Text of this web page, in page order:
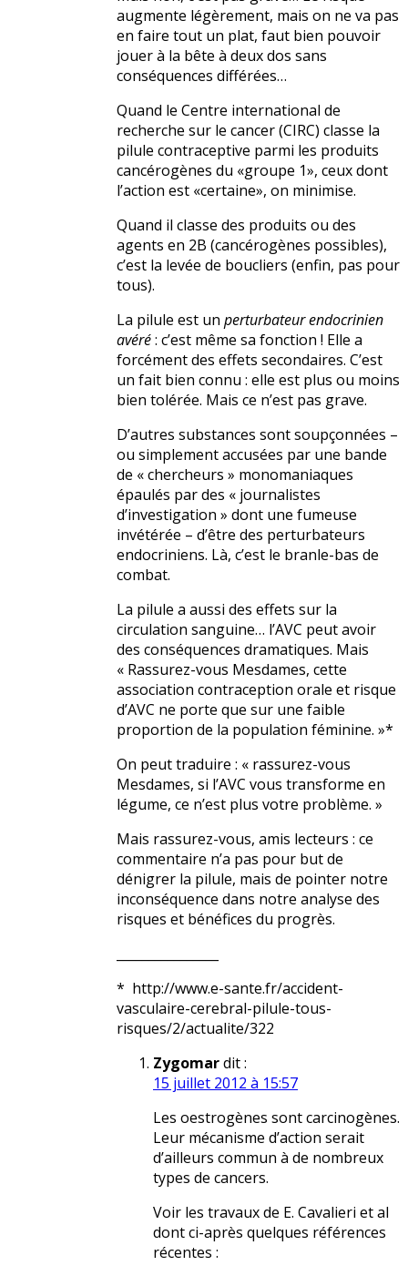
augmente légèrement, mais on ne va pas
en faire tout un plat, faut bien pouvoir
jouer à la bête à deux dos sans
conséquences différées…
Quand le Centre international de
recherche sur le cancer (CIRC) classe la
pilule contraceptive parmi les produits
cancérogènes du «groupe 1», ceux dont
l’action est «certaine», on minimise.
Quand il classe des produits ou des
agents en 2B (cancérogènes possibles),
c’est la levée de boucliers (enfin, pas pour
tous).
La pilule est un perturbateur endocrinien
avéré: c’est même sa fonction ! Elle a
forcément des effets secondaires. C’est
un fait bien connu : elle est plus ou moins
bien tolérée. Mais ce n’est pas grave.
D’autres substances sont soupçonnées –
ou simplement accusées par une bande
de « chercheurs » monomaniaques
épaulés par des « journalistes
d’investigation » dont une fumeuse
invétérée – d’être des perturbateurs
endocriniens. Là, c’est le branle-bas de
combat.
La pilule a aussi des effets sur la
circulation sanguine… l’AVC peut avoir
des conséquences dramatiques. Mais
« Rassurez-vous Mesdames, cette
association contraception orale et risque
d’AVC ne porte que sur une faible
proportion de la population féminine. »*
On peut traduire : « rassurez-vous
Mesdames, si l’AVC vous transforme en
légume, ce n’est plus votre problème. »
Mais rassurez-vous, amis lecteurs : ce
commentaire n’a pas pour but de
dénigrer la pilule, mais de pointer notre
inconséquence dans notre analyse des
risques et bénéfices du progrès.
* http://www.e-sante.fr/accident-
vasculaire-cerebral-pilule-tous-
risques/2/actualite/322
Zygomardit :
15 juillet 2012 à 15:57
Les oestrogènes sont carcinogènes.
Leur mécanisme d’action serait
d’ailleurs commun à de nombreux
types de cancers.
Voir les travaux de E. Cavalieri et al
dont ci-après quelques références
récentes :